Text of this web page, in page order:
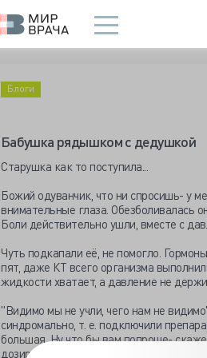
Блоги
Бабушка рядышком с дедушкой
Старушка как то поступила...
Божий одуванчик, что ни спросишь- у
внимательные глаза. Обезболивалась
Боли действительно ушли, вместе с
Чуть подкапали её, не помогло.
пят, даже КТ всего организма
жидкости хватает, а давление не
"Видимо мы не учли, чего нам не
синдромально, т. е. подключили
большая. Ну что бы вам попроще-
дозировка. Удивительно, при этом- ее